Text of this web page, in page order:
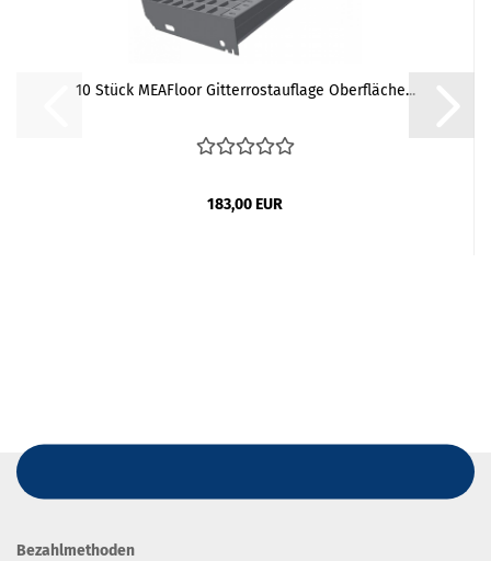
10 Stück MEAFloor Gitterrostauflage Oberfläche...
183,00 EUR
Bezahlmethoden